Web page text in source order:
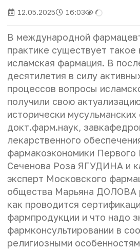
12.05.2025 16:03
В международной
практике существует такое
исламская фармация. В
десятилетия в силу
процессов вопросы
получили свою
исторически
докт.фарм.наук,
лекарственного
фармакоэкономики
Сеченова Роза ЯГУДИНА и
эксперт Московского
общества Марьяна ДОЛОВА
как проводится
фармпродукции и что надо
фармконсультировании в
религиозными